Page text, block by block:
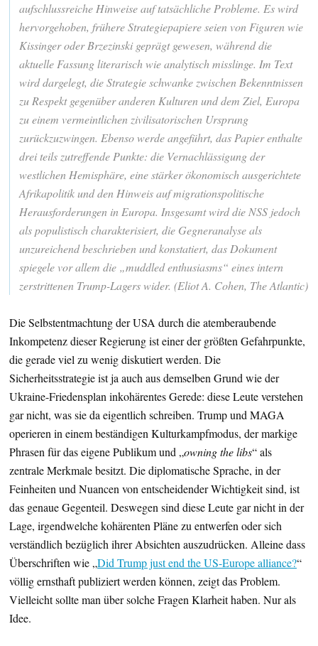
aufschlussreiche Hinweise auf tatsächliche Probleme. Es wird
hervorgehoben, frühere Strategiepapiere seien von Figuren wie
Kissinger oder Brzezinski geprägt gewesen, während die
aktuelle Fassung literarisch wie analytisch misslinge. Im Text
wird dargelegt, die Strategie schwanke zwischen Bekenntnissen
zu Respekt gegenüber anderen Kulturen und dem Ziel, Europa
zu einem vermeintlichen zivilisatorischen Ursprung
zurückzuzwingen. Ebenso werde angeführt, das Papier enthalte
drei teils zutreffende Punkte: die Vernachlässigung der
westlichen Hemisphäre, eine stärker ökonomisch ausgerichtete
Afrikapolitik und den Hinweis auf migrationspolitische
Herausforderungen in Europa. Insgesamt wird die NSS jedoch
als populistisch charakterisiert, die Gegneranalyse als
unzureichend beschrieben und konstatiert, das Dokument
spiegele vor allem die „muddled enthusiasms“ eines intern
zerstrittenen Trump-Lagers wider. (Eliot A. Cohen, The Atlantic)
Die Selbstentmachtung der USA durch die atemberaubende
Inkompetenz dieser Regierung ist einer der größten Gefahrpunkte,
die gerade viel zu wenig diskutiert werden. Die
Sicherheitsstrategie ist ja auch aus demselben Grund wie der
Ukraine-Friedensplan inkohärentes Gerede: diese Leute verstehen
gar nicht, was sie da eigentlich schreiben. Trump und MAGA
operieren in einem beständigen Kulturkampfmodus, der markige
Phrasen für das eigene Publikum und „owning the libs“ als
zentrale Merkmale besitzt. Die diplomatische Sprache, in der
Feinheiten und Nuancen von entscheidender Wichtigkeit sind, ist
das genaue Gegenteil. Deswegen sind diese Leute gar nicht in der
Lage, irgendwelche kohärenten Pläne zu entwerfen oder sich
verständlich bezüglich ihrer Absichten auszudrücken. Alleine dass
Überschriften wie „Did Trump just end the US-Europe alliance?“
völlig ernsthaft publiziert werden können, zeigt das Problem.
Vielleicht sollte man über solche Fragen Klarheit haben. Nur als
Idee.